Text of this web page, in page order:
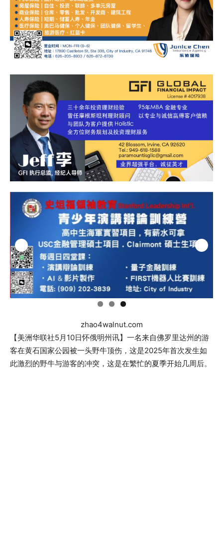
zhao4walnut.com
【美洲华联社5月10日怀俄明州讯】一名来自佛罗里达州的游
客在黄石国家公园被一头野牛顶伤，这是2025年首次发生如
此激烈的野牛与游客的冲突，这是在繁忙的夏季开始几周后。